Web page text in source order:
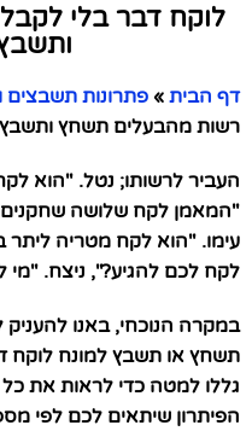
לוקח דבר בלי
דף הבית » פתרונות תשבצים
רשות מהבעלים תשחץ ותשבץ
העביר לרשותו; נטל. "הוא
"המאמן לקח שלושה
עימו. "הוא לקח מטריה ליתר
לקח לכם להגיע?", ניצח. "מי
במקרה הנוכחי, באנו
תשחץ או תשבץ למונח לוקח
גללו למטה כדי לראות את
הפיתרון שיתאים לכם לפי